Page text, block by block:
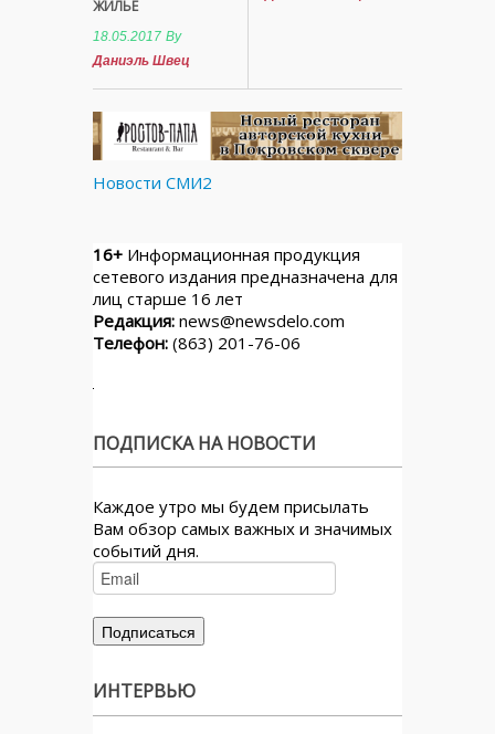
ЖИЛЬЁ
18.05.2017 By
Даниэль Швец
Новости СМИ2
16+ Информационная продукция
сетевого издания предназначена для
лиц старше 16 лет
Редакция: news@newsdelo.com
Телефон: (863) 201-76-06
ПОДПИСКА НА НОВОСТИ
Каждое утро мы будем присылать
Вам обзор самых важных и значимых
событий дня.
ИНТЕРВЬЮ